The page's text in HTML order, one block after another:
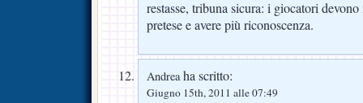
restasse, tribuna sicura: i giocatori
pretese e avere più riconoscenza.
Andreaha scritto:
Giugno 15th, 2011 alle 07:49